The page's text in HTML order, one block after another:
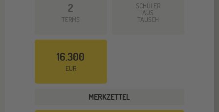
2
TERMS
SCHÜLER
AUS
TAUSCH
16.300
EUR
MERKZETTEL